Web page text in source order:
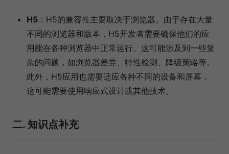
H5 ：H5的兼容性主要取决于浏览器。由于存在大量
不同的浏览器和版本，H5开发者需要确保他们的应
用能在各种浏览器中正常运行。这可能涉及到一些复
杂的问题，如浏览器差异、特性检测、降级策略等。
此外，H5应用也需要适应各种不同的设备和屏幕，
这可能需要使用响应式设计或其他技术。
二. 知识点补充